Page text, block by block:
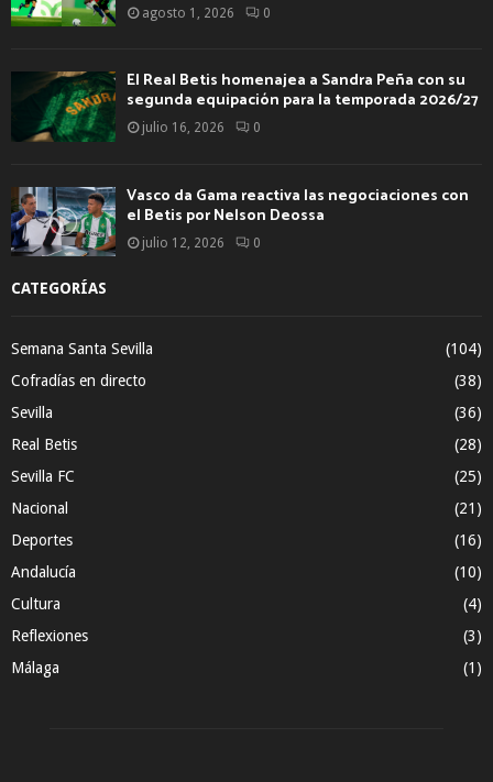
agosto 1, 2026 0
El Real Betis homenajea a Sandra Peña con su
segunda equipación para la temporada 2026/27
julio 16, 2026 0
Vasco da Gama reactiva las negociaciones con
el Betis por Nelson Deossa
julio 12, 2026 0
CATEGORÍAS
Semana Santa Sevilla
(104)
Cofradías en directo
(38)
Sevilla
(36)
Real Betis
(28)
Sevilla FC
(25)
Nacional
(21)
Deportes
(16)
Andalucía
(10)
Cultura
(4)
Reflexiones
(3)
Málaga
(1)